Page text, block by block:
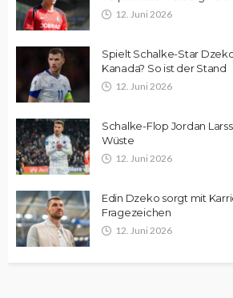
12. Juni 2026
Spielt Schalke-Star
Kanada? So ist der Stand
12. Juni 2026
Schalke-Flop Jordan
Wüste
12. Juni 2026
Edin Dzeko sorgt mit
Fragezeichen
12. Juni 2026